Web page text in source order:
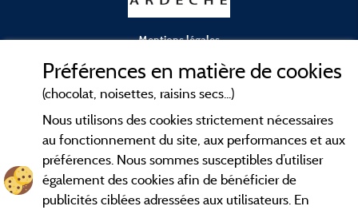
Mentions légales
Conditions générales d'utilisation
CGV
Les meilleurscampings en Ardèche . Consultez les fiches de
Préférences en matière de cookies
(chocolat, noisettes, raisins secs...)
Nous utilisons des cookies strictement nécessaires
au fonctionnement du site, aux performances et aux
préférences. Nous sommes susceptibles d’utiliser
également des cookies afin de bénéficier de
publicités ciblées adressées aux utilisateurs. En